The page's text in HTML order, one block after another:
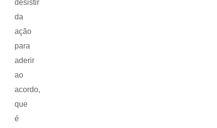
desistir
da
ação
para
aderir
ao
acordo,
que
é